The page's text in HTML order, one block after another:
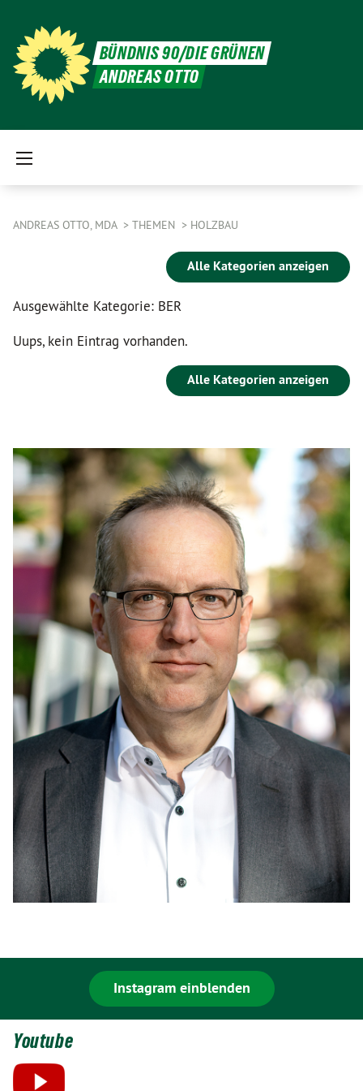
BÜNDNIS 90/DIE GRÜNEN
ANDREAS OTTO
ANDREAS OTTO, MDA THEMEN HOLZBAU
Alle Kategorien anzeigen
Ausgewählte Kategorie: BER
Uups, kein Eintrag vorhanden.
Alle Kategorien anzeigen
Instagram einblenden
Youtube